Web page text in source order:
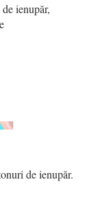
ienupăr,
de ienupăr.